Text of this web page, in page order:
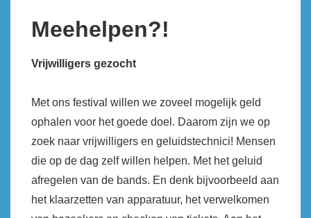
Meehelpen?!
Vrijwilligers gezocht
Met ons festival willen we zoveel mogelijk geld
ophalen voor het goede doel. Daarom zijn we op
zoek naar vrijwilligers en geluidstechnici! Mensen
die op de dag zelf willen helpen. Met het geluid
afregelen van de bands. En denk bijvoorbeeld aan
het klaarzetten van apparatuur, het verwelkomen